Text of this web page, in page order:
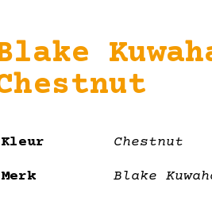
Kleur Chestnut
Merk Blake